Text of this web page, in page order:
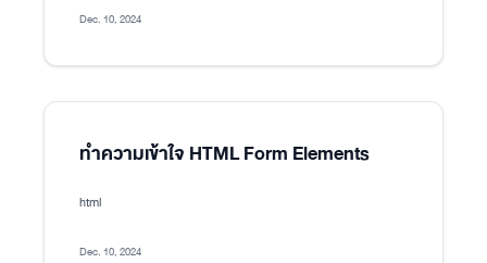
Dec. 10, 2024
ทำความเข้าใจ HTML Form Elements
html
Dec. 10, 2024